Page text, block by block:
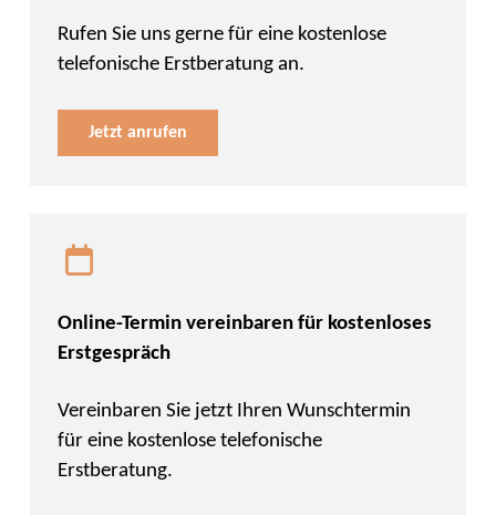
Rufen Sie uns gerne für eine kostenlose
telefonische Erstberatung an.
Jetzt anrufen
Online-Termin vereinbaren für kostenloses
Erstgespräch
Vereinbaren Sie jetzt Ihren Wunschtermin
für eine kostenlose telefonische
Erstberatung.